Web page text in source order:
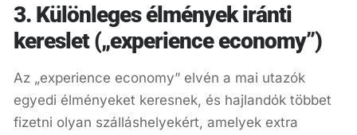
3. Különleges élmények iránti
kereslet („experience economy”)
Az „experience economy” elvén a mai utazók
egyedi élményeket keresnek, és hajlandók többet
fizetni olyan szálláshelyekért, amelyek extra